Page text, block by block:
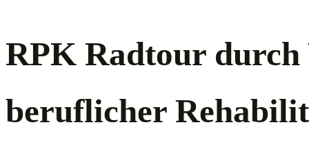
RPK Radtour durch
beruflicher